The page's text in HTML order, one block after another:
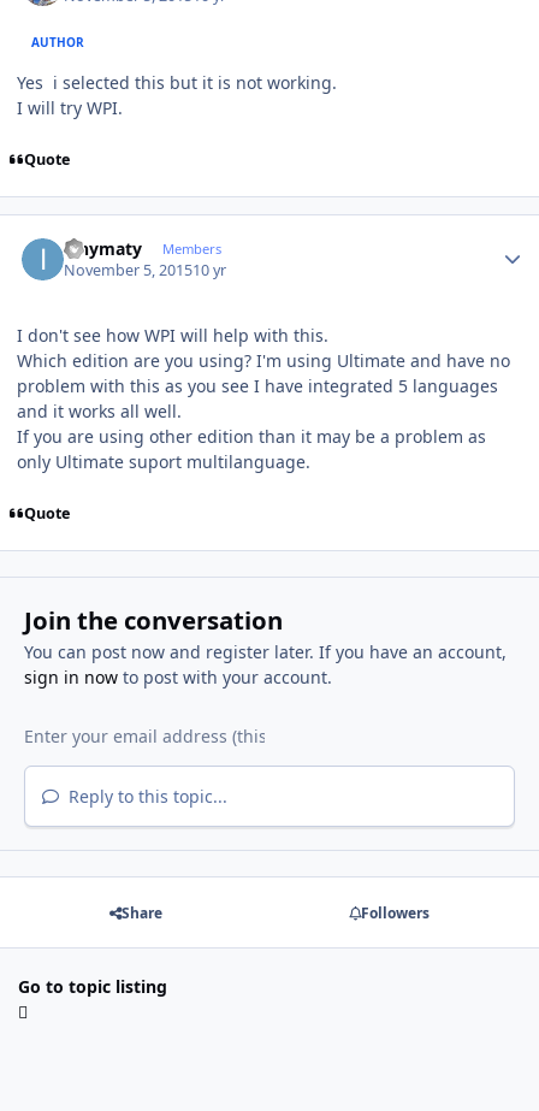
AUTHOR
Yes i selected this but it is not working.
I will try WPI.
Quote
ianymaty Members
November 5, 201510 yr
I don't see how WPI will help with this.
Which edition are you using? I'm using Ultimate and have no
problem with this as you see I have integrated 5 languages
and it works all well.
If you are using other edition than it may be a problem as
only Ultimate suport multilanguage.
Quote
Join the conversation
You can post now and register later. If you have an account,
sign in nowto post with your account.
Reply to this topic...
Share Followers
Go to topic listing